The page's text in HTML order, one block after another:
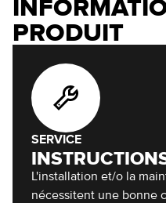
PRODUIT
SERVICE
L'installation et/o la
nécessitent une bonne